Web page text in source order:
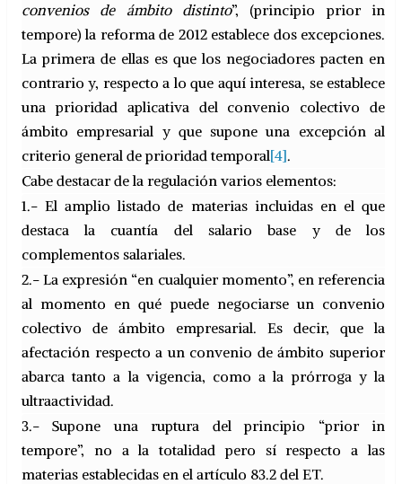
convenios de ámbito distinto”, (principio prior in
tempore) la reforma de 2012 establece dos excepciones.
La primera de ellas es que los negociadores pacten en
contrario y, respecto a lo que aquí interesa, se establece
una prioridad aplicativa del convenio colectivo de
ámbito empresarial y que supone una excepción al
criterio general de prioridad temporal[4].
Cabe destacar de la regulación varios elementos:
1.- El amplio listado de materias incluidas en el que
destaca la cuantía del salario base y de los
complementos salariales.
2.- La expresión “en cualquier momento”, en referencia
al momento en qué puede negociarse un convenio
colectivo de ámbito empresarial. Es decir, que la
afectación respecto a un convenio de ámbito superior
abarca tanto a la vigencia, como a la prórroga y la
ultraactividad.
3.- Supone una ruptura del principio “prior in
tempore”, no a la totalidad pero sí respecto a las
materias establecidas en el artículo 83.2 del ET.